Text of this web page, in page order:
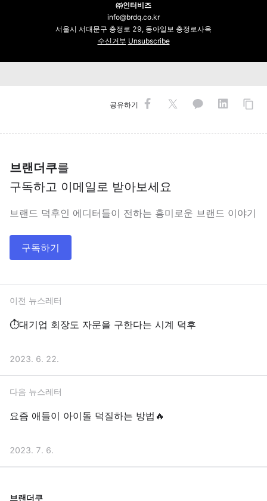
㈜인터비즈
info@brdq.co.kr
서울시 서대문구 충정로 29, 동아일보 충정로사옥
수신거부 Unsubscribe
공유하기
브랜더쿠를
구독하고 이메일로 받아보세요
브랜드 덕후인 에디터들이 전하는 흥미로운 브랜드 이야기
구독하기
이전 뉴스레터
⏱️대기업 회장도 자문을 구한다는 시계 덕후
2023. 6. 22.
다음 뉴스레터
요즘 애들이 아이돌 덕질하는 방법🔥
2023. 7. 6.
브랜더쿠